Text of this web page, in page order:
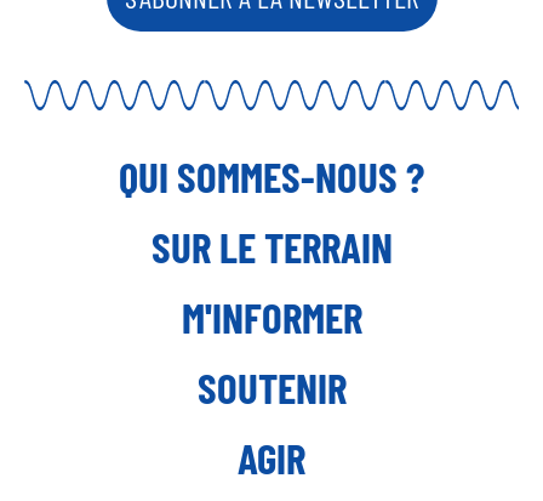
QUI SOMMES-NOUS ?
SUR LE TERRAIN
M'INFORMER
SOUTENIR
AGIR